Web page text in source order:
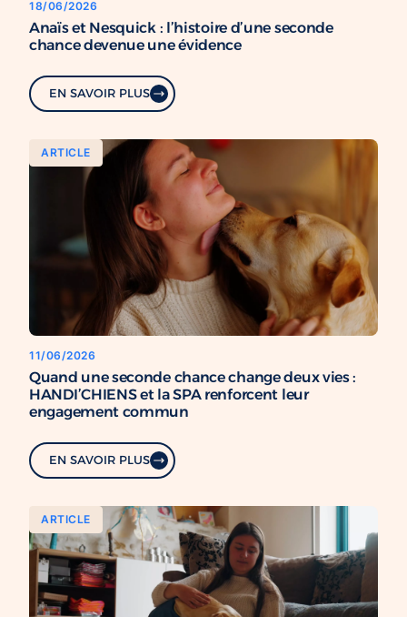
18/06/2026
Anaïs et Nesquick : l’histoire d’une seconde
chance devenue une évidence
EN SAVOIR PLUS
ARTICLE
11/06/2026
Quand une seconde chance change deux vies :
HANDI’CHIENS et la SPA renforcent leur
engagement commun
EN SAVOIR PLUS
ARTICLE